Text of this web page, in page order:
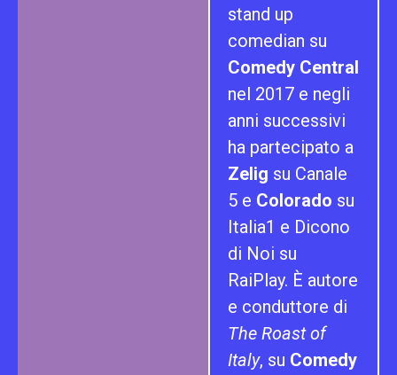
stand up
comedian su
Comedy Central
nel 2017 e negli
anni successivi
ha partecipato a
Zelig su Canale
5 e Colorado su
Italia1 e Dicono
di Noi su
RaiPlay. È autore
e conduttore di
The Roast of
Italy, su Comedy